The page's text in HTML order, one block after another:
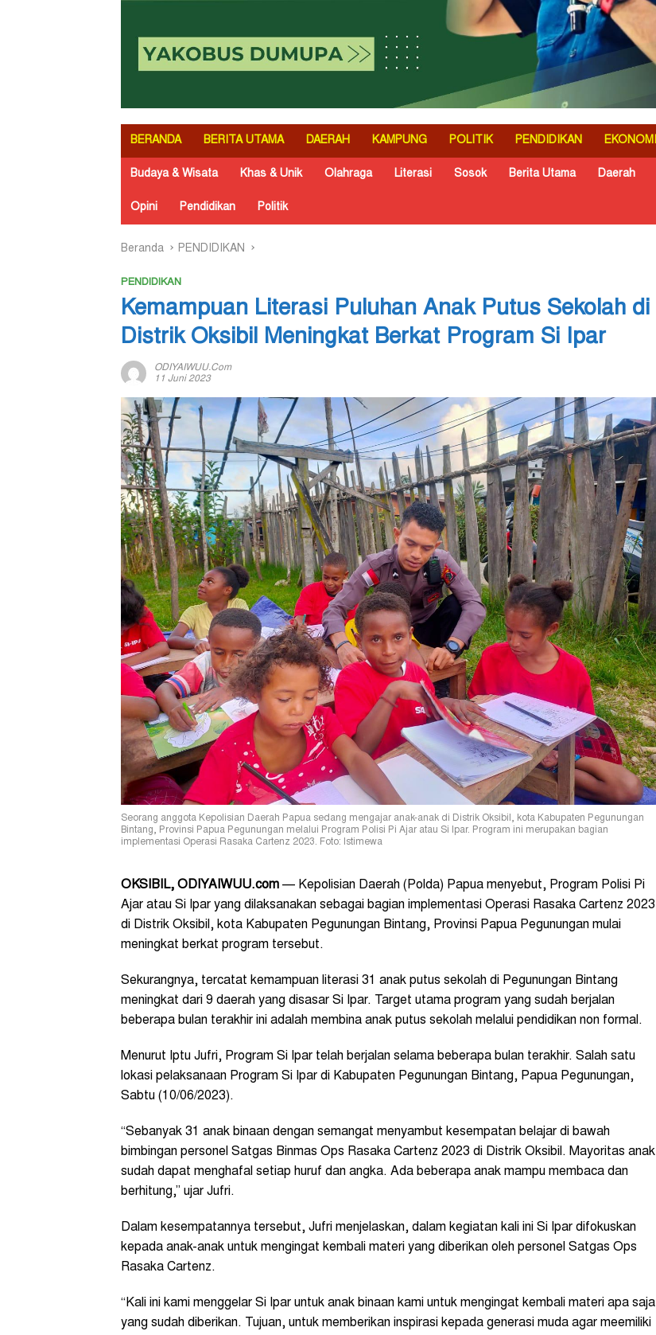
BERANDA BERITA UTAMA DAERAH KAMPUNG POLITIK PENDIDIKAN EKONOMI
Budaya & Wisata Khas & Unik Olahraga Literasi Sosok Berita Utama Daerah
Opini Pendidikan Politik
Beranda PENDIDIKAN
PENDIDIKAN
Kemampuan Literasi Puluhan Anak Putus Sekolah di
Distrik Oksibil Meningkat Berkat Program Si Ipar
ODIYAIWUU.com
11 Juni 2023
Seorang anggota Kepolisian Daerah Papua sedang mengajar anak-anak di Distrik Oksibil, kota Kabupaten Pegunungan
Bintang, Provinsi Papua Pegunungan melalui Program Polisi Pi Ajar atau Si Ipar. Program ini merupakan bagian
implementasi Operasi Rasaka Cartenz 2023. Foto: Istimewa
OKSIBIL, ODIYAIWUU.com — Kepolisian Daerah (Polda) Papua menyebut, Program Polisi Pi
Ajar atau Si Ipar yang dilaksanakan sebagai bagian implementasi Operasi Rasaka Cartenz 2023
di Distrik Oksibil, kota Kabupaten Pegunungan Bintang, Provinsi Papua Pegunungan mulai
meningkat berkat program tersebut.
Sekurangnya, tercatat kemampuan literasi 31 anak putus sekolah di Pegunungan Bintang
meningkat dari 9 daerah yang disasar Si Ipar. Target utama program yang sudah berjalan
beberapa bulan terakhir ini adalah membina anak putus sekolah melalui pendidikan non formal.
Menurut Iptu Jufri, Program Si Ipar telah berjalan selama beberapa bulan terakhir. Salah satu
lokasi pelaksanaan Program Si Ipar di Kabupaten Pegunungan Bintang, Papua Pegunungan,
Sabtu (10/06/2023).
“Sebanyak 31 anak binaan dengan semangat menyambut kesempatan belajar di bawah
bimbingan personel Satgas Binmas Ops Rasaka Cartenz 2023 di Distrik Oksibil. Mayoritas anak
sudah dapat menghafal setiap huruf dan angka. Ada beberapa anak mampu membaca dan
berhitung,” ujar Jufri.
Dalam kesempatannya tersebut, Jufri menjelaskan, dalam kegiatan kali ini Si Ipar difokuskan
kepada anak-anak untuk mengingat kembali materi yang diberikan oleh personel Satgas Ops
Rasaka Cartenz.
“Kali ini kami menggelar Si Ipar untuk anak binaan kami untuk mengingat kembali materi apa saja
yang sudah diberikan. Tujuan, untuk memberikan inspirasi kepada generasi muda agar meemiliki